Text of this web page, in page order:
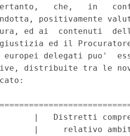
che,   in
positivamente
ed ai  contenuti
ed il
europei delegati puo'
distribuite tra le
|   Distretti
|     relativo